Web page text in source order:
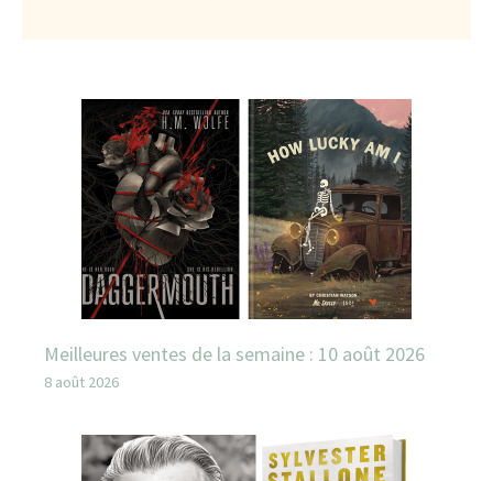
Meilleures ventes de la semaine : 10 août 2026
8 août 2026